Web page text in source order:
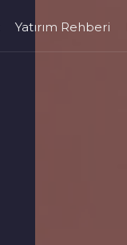
Yatırım Rehberi